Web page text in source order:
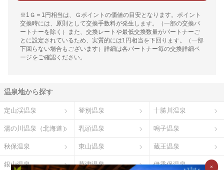
※1Ｇ＝1円相当は、Ｇポイントの価値の目安となります。ポイント
交換時には、原則として交換手数料が発生します。（一部の交換パ
ートナーを除く）また、交換レートや最低交換数量がパートナーご
とに設定されているため、実質的には1円相当を下回ります。（一部
下回らない場合もございます）詳細は各パートナー毎の交換詳細ペ
ージをご確認ください。
温泉地から探す
定山渓温泉 登別温泉 十勝川温泉
湯の川温泉（北海道） 乳頭温泉 鳴子温泉
秋保温泉 東山温泉 蔵王温泉
銀山温泉 草津温泉 伊香保温泉 ×